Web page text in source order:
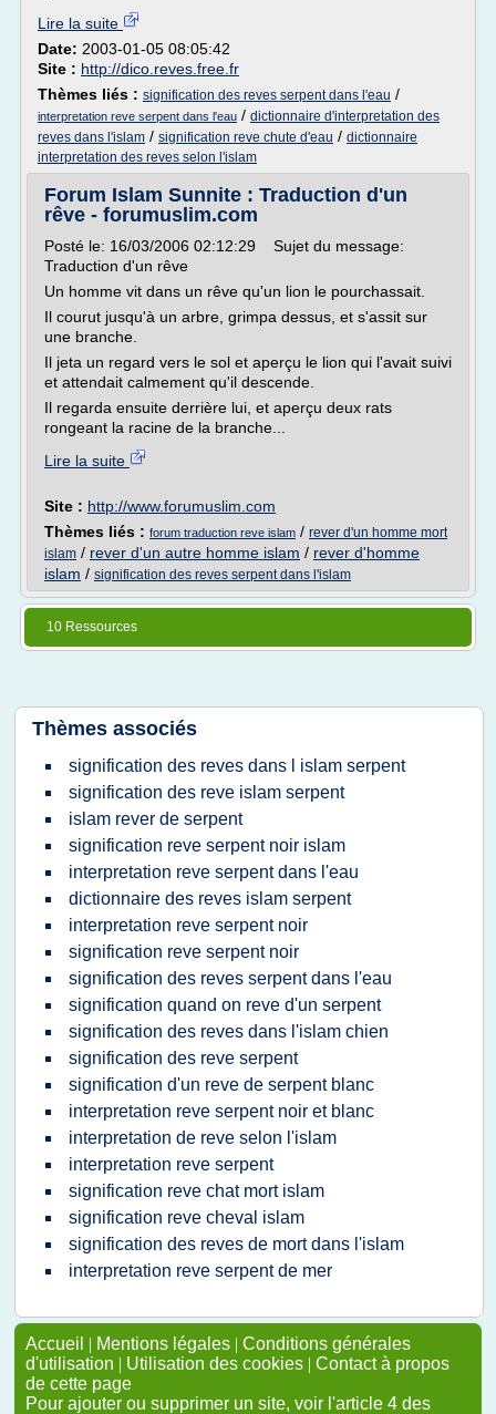
Lire la suite
Date: 2003-01-05 08:05:42
Site : http://dico.reves.free.fr
Thèmes liés : signification des reves serpent dans l'eau /
interpretation reve serpent dans l'eau / dictionnaire d'interpretation des
reves dans l'islam / signification reve chute d'eau / dictionnaire
interpretation des reves selon l'islam
Forum Islam Sunnite : Traduction d'un
rêve - forumuslim.com
Posté le: 16/03/2006 02:12:29 Sujet du message:
Traduction d'un rêve
Un homme vit dans un rêve qu'un lion le pourchassait.
Il courut jusqu'à un arbre, grimpa dessus, et s'assit sur
une branche.
Il jeta un regard vers le sol et aperçu le lion qui l'avait suivi
et attendait calmement qu'il descende.
Il regarda ensuite derrière lui, et aperçu deux rats
rongeant la racine de la branche...
Lire la suite
Site : http://www.forumuslim.com
Thèmes liés : forum traduction reve islam / rever d'un homme mort
islam / rever d'un autre homme islam / rever d'homme
islam / signification des reves serpent dans l'islam
10 Ressources
Thèmes associés
signification des reves dans l islam serpent
signification des reve islam serpent
islam rever de serpent
signification reve serpent noir islam
interpretation reve serpent dans l'eau
dictionnaire des reves islam serpent
interpretation reve serpent noir
signification reve serpent noir
signification des reves serpent dans l'eau
signification quand on reve d'un serpent
signification des reves dans l'islam chien
signification des reve serpent
signification d'un reve de serpent blanc
interpretation reve serpent noir et blanc
interpretation de reve selon l'islam
interpretation reve serpent
signification reve chat mort islam
signification reve cheval islam
signification des reves de mort dans l'islam
interpretation reve serpent de mer
Accueil | Mentions légales | Conditions générales
d'utilisation | Utilisation des cookies | Contact à propos
de cette page
Pour ajouter ou supprimer un site, voir l'article 4 des